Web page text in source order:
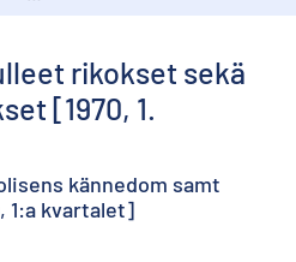
rikokset sekä
[1970, 1.
kännedom samt
1:a kvartalet]